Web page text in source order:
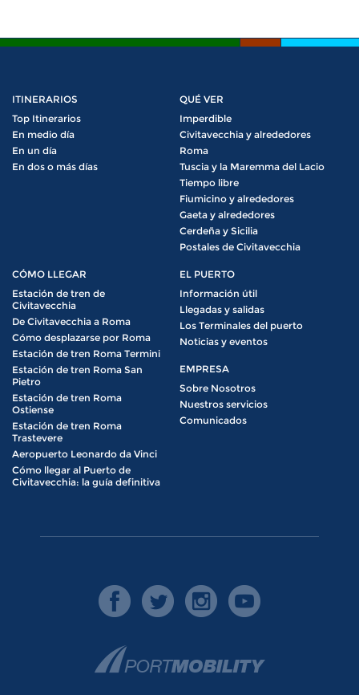
ITINERARIOS
Top Itinerarios
En medio día
En un día
En dos o más días
QUÉ VER
Imperdible
Civitavecchia y alrededores
Roma
Tuscia y la Maremma del Lacio
Tiempo libre
Fiumicino y alrededores
Gaeta y alrededores
Cerdeña y Sicilia
Postales de Civitavecchia
CÓMO LLEGAR
Estación de tren de
Civitavecchia
De Civitavecchia a Roma
Cómo desplazarse por Roma
Estación de tren Roma Termini
Estación de tren Roma San
Pietro
Estación de tren Roma
Ostiense
Estación de tren Roma
Trastevere
Aeropuerto Leonardo da Vinci
Cómo llegar al Puerto de
Civitavecchia: la guía definitiva
EL PUERTO
Información útil
Llegadas y salidas
Los Terminales del puerto
Noticias y eventos
EMPRESA
Sobre Nosotros
Nuestros servicios
Comunicados